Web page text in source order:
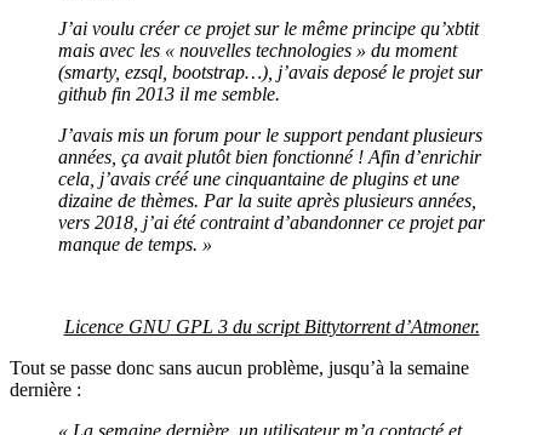
J’ai voulu créer ce projet sur le même principe qu’xbtit
mais avec les « nouvelles technologies » du moment
(smarty, ezsql, bootstrap…), j’avais deposé le projet sur
github fin 2013 il me semble.
J’avais mis un forum pour le support pendant plusieurs
années, ça avait plutôt bien fonctionné ! Afin d’enrichir
cela, j’avais créé une cinquantaine de plugins et une
dizaine de thèmes. Par la suite après plusieurs années,
vers 2018, j’ai été contraint d’abandonner ce projet par
manque de temps. »
Licence GNU GPL 3 du scriptBittytorrentd’Atmoner.
Tout se passe donc sans aucun problème, jusqu’à la semaine
dernière :